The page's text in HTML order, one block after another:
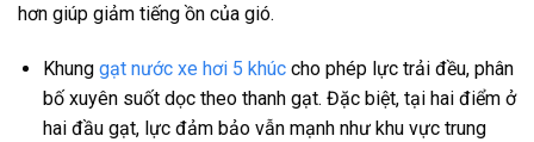
hơn giúp giảm tiếng ồn của gió.
Khung gạt nước xe hơi 5 khúccho phép lực trải đều, phân
bố xuyên suốt dọc theo thanh gạt. Đặc biệt, tại hai điểm ở
hai đầu gạt, lực đảm bảo vẫn mạnh như khu vực trung